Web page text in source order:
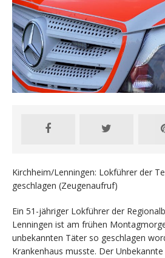
Kirchheim/Lenningen: Lokführer der
geschlagen (Zeugenaufruf)
Ein 51-jähriger Lokführer der
Lenningen ist am frühen
unbekannten Täter so geschlagen
Krankenhaus musste. Der